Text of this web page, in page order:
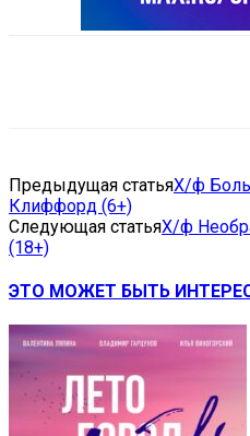
Предыдущая статьяХ/ф
Клиффорд (6+)
Следующая статьяХ/ф
(18+)
ЭТО МОЖЕТ БЫТЬ